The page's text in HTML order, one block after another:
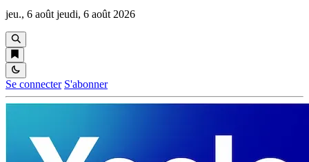
jeu., 6 août jeudi, 6 août 2026
Se connecter S'abonner